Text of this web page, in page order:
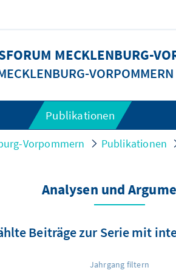
MECKLENBURG-
VORPOMMERN
Publikationen
Vorpommern Publikationen
Analysen und
Beiträge zur Serie mit
Jahrgang filtern